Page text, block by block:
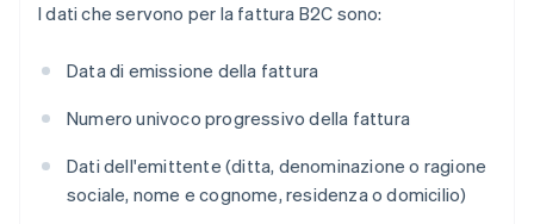
I dati che servono per la fattura B2C sono:
Data di emissione della fattura
Numero univoco progressivo della fattura
Dati dell'emittente (ditta, denominazione o ragione
sociale, nome e cognome, residenza o domicilio)